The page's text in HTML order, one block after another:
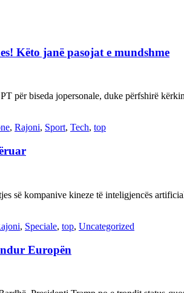
Këto janë pasojat e mundshme
për biseda jopersonale, duke përfshirë
, Rajoni, Sport, Tech, top
së kompanive kineze të inteligjencës
, Speciale, top, Uncategorized
Europën